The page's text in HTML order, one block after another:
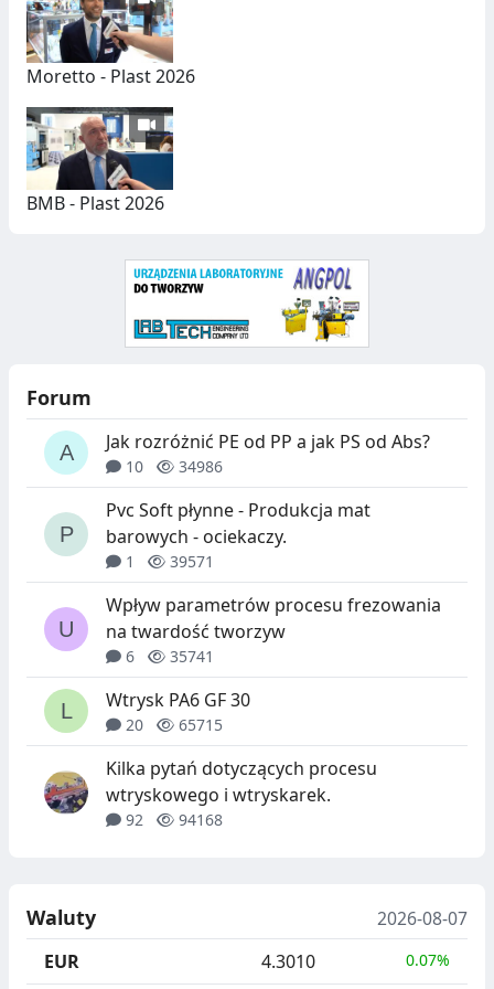
C
H
Moretto - Plast 2026
BMB - Plast 2026
Forum
Jak rozróżnić PE od PP a jak PS od Abs?
10 34986
Pvc Soft płynne - Produkcja mat
barowych - ociekaczy.
1 39571
Wpływ parametrów procesu frezowania
na twardość tworzyw
6 35741
Wtrysk PA6 GF 30
20 65715
Kilka pytań dotyczących procesu
wtryskowego i wtryskarek.
92 94168
Waluty
2026-08-07
EUR
4.3010 0.07%